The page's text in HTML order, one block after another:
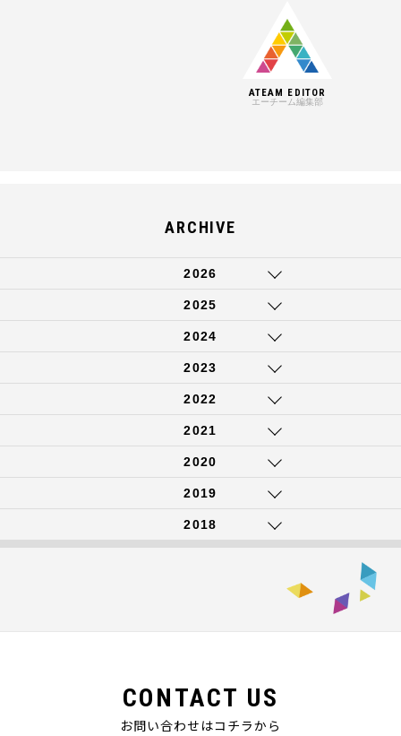
ATEAM EDITOR
エーチーム編集部
ARCHIVE
2026
2025
2024
2023
2022
2021
2020
2019
2018
CONTACT US
お問い合わせはコチラから